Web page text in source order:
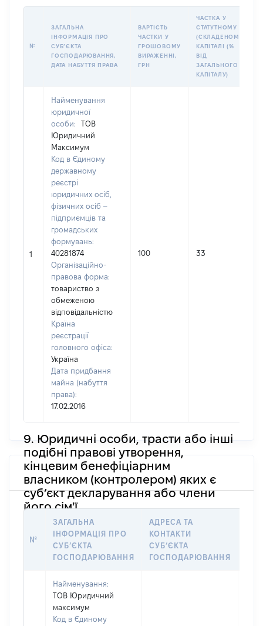
№
ЗАГАЛЬНА
ІНФОРМАЦІЯ ПРО
СУБʼЄКТА
ГОСПОДАРЮВАННЯ,
ДАТА НАБУТТЯ ПРАВА
ВАРТІСТЬ
ЧАСТКИ У
ГРОШОВОМУ
ВИРАЖЕННІ,
ГРН
ЧАСТКА У
СТАТУТНОМУ
(СКЛАДЕНОМУ)
КАПІТАЛІ (%
ВІД
ЗАГАЛЬНОГО
КАПІТАЛУ)
1
Найменування
юридичної
особи:
ТОВ
Юридичний
Максимум
Код в Єдиному
державному
реєстрі
юридичних осіб,
фізичних осіб –
підприємців та
громадських
формувань:
40281874
Організаційно-
правова форма:
товариство з
обмеженою
відповідальністю
Країна
реєстрації
головного офіса:
Україна
Дата придбання
майна (набуття
права):
17.02.2016
100 33
9. Юридичні особи, трасти або інші
подібні правові утворення,
кінцевим бенефіціарним
власником (контролером) яких є
суб’єкт декларування або члени
його сім'ї
№
ЗАГАЛЬНА
ІНФОРМАЦІЯ ПРО
СУБʼЄКТА
ГОСПОДАРЮВАННЯ
АДРЕСА ТА
КОНТАКТИ
СУБʼЄКТА
ГОСПОДАРЮВАННЯ
Найменування:
ТОВ Юридичний
максимум
Код в Єдиному